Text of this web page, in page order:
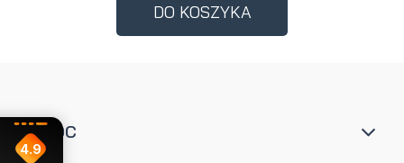
DO KOSZYKA
POMOC
4.9